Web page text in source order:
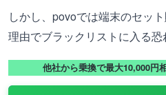
しかし、povoでは端末のセッ
理由でブラックリストに入る恐
他社から乗換で最大10,000円